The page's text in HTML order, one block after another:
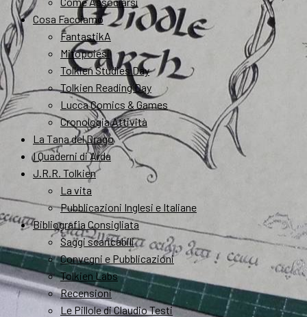
Cosa Facciamo
FantastikA
Mitopoiesi
Tolkien Studies Day
Tolkien Reading Day
Lucca Comics & Games
Cronologia Attività
La Tana del Drago
I Quaderni di Arda
J.R.R. Tolkien
La vita
Pubblicazioni Inglesi e Italiane
Bibliografia Consigliata
Saggi scaricabili
Convegni e Pubblicazioni
Tolkien Labs
Recensioni
Le Pillole di Claudio Testi